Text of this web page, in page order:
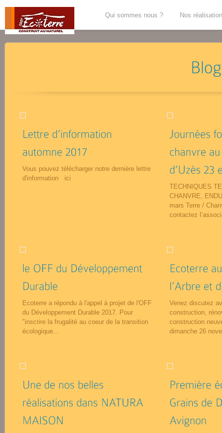
Qui sommes nous ? Nos
Vous pouvez télécharger notre dernière lettre
d'information ici
TECHNIQUES
CHANVRE,
mars Terre /
contactez
Ecoterre a répondu à l'appel à projet de l'OFF
du Développement Durable 2017. Pour
"inscrire la frugalité au coeur de la transition
écologique...
Venez discutez
construction,
construction
dimanche 26